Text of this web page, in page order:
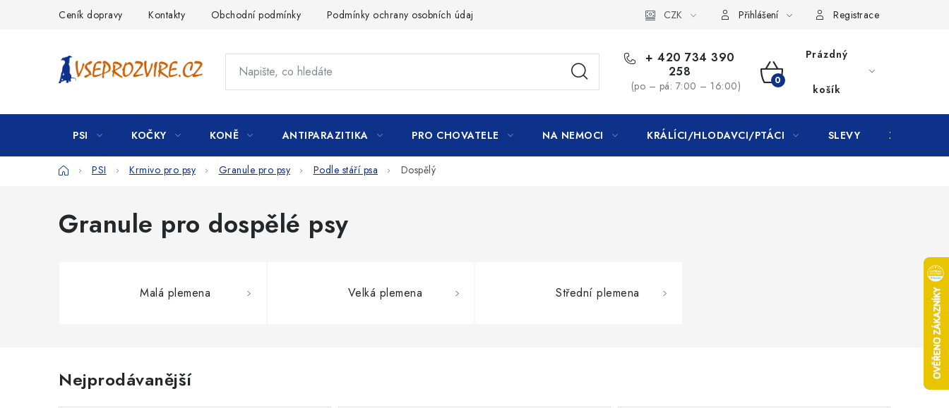
Ceník dopravy Kontakty Obchodní podmínky Podmínky ochrany osobních údajů CZK Přihlášení Registrace
+ 420 734 390
258
(po – pá: 7:00 – 16:00)
NÁKUPNÍ
KOŠÍK
Prázdný
košík
PSI KOČKY KONĚ ANTIPARAZITIKA PRO CHOVATELE NA NEMOCI KRÁLÍCI/HLODAVCI/PTÁCI SLEVY ZNAČKY
DomůPSI Krmivo pro psy Granule pro psy Podle stáří psa Dospělý
Granule pro dospělé psy
Malá plemena Velká plemena Střední plemena
Nejprodávanější